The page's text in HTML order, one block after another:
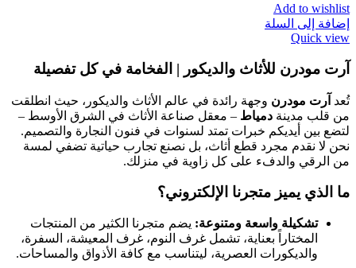
Add to wishlist
إضافة إلى السلة
Quick view
آرت مودرن للأثاث والديكور | الفخامة في كل تفصيلة
تُعد آرت مودرن وجهة رائدة في عالم الأثاث والديكور، حيث انطلقت
من قلب مدينة دمياط – معقل صناعة الأثاث في الشرق الأوسط –
لتضع بين أيديكم خبرات تمتد لسنوات في فنون النجارة والتصميم.
نحن لا نقدم مجرد قطع أثاث، بل نصنع تجارب حياتية تضفي لمسة
من الرقي والدفء على كل زاوية في منزلك.
ما الذي يميز متجرنا الإلكتروني؟
تشكيلة واسعة ومتنوعة: يضم متجرنا الكثير من المنتجات
المختاراً بعناية، تشمل غرف النوم، غرف المعيشة، السفرة،
والديكورات العصرية، ليتناسب مع كافة الأذواق والمساحات.